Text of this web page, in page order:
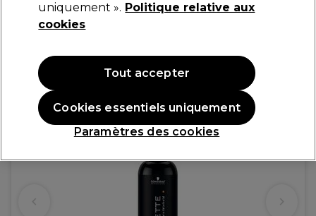
12,28 €14,45 €
OFFRE EN LIGNE
uniquement ». Politique relative aux
cookies
Paramètres des cookies
Cookies essentiels uniquement
Tout accepter